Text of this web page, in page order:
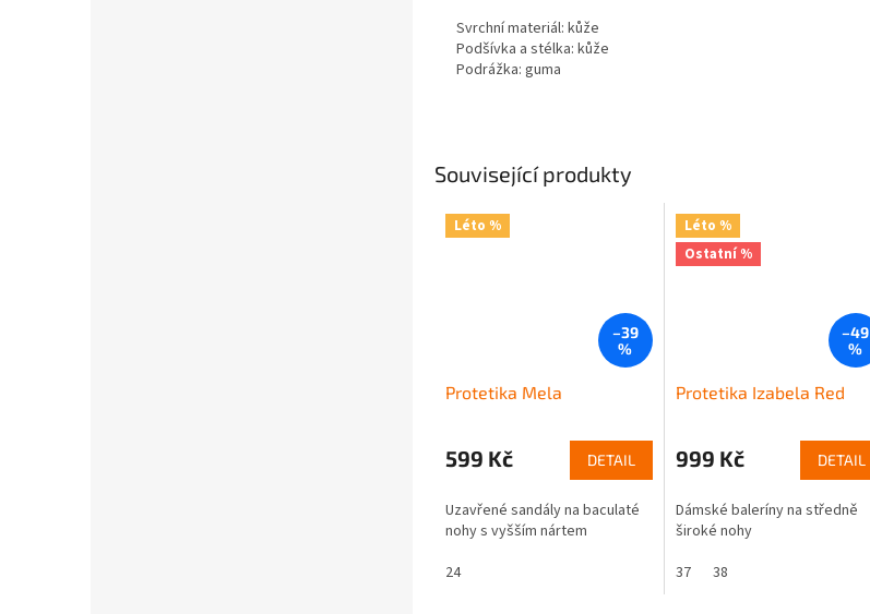
Související produkty
Léto %
–39
%
Protetika Mela
599 Kč DETAIL
Uzavřené sandály na baculaté
nohy s vyšším nártem
24
Léto %
Ostatní %
–49
%
Protetika Izabela Red
999 Kč DETAIL
Dámské baleríny na středně
široké nohy
37
38
Svrchní materiál: kůže
Podšívka a stélka: kůže
Podrážka: guma